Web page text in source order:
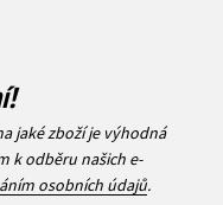
jaké zboží je výhodná
k odběru našich e-
osobních údajů.